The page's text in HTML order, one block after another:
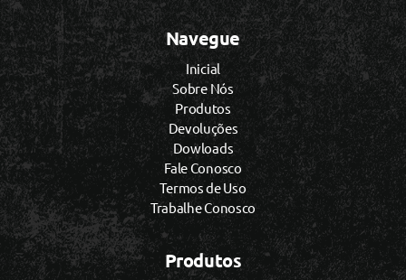
Navegue
Inicial
Sobre Nós
Produtos
Devoluções
Dowloads
Fale Conosco
Termos de Uso
Trabalhe Conosco
Produtos